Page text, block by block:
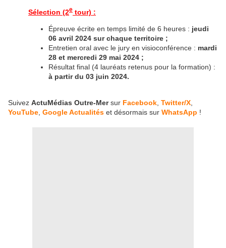
Sélection (2e tour) :
Épreuve écrite en temps limité de 6 heures : jeudi
06 avril 2024 sur chaque territoire ;
Entretien oral avec le jury en visioconférence : mardi
28 et mercredi 29 mai 2024 ;
Résultat final (4 lauréats retenus pour la formation) :
à partir du 03 juin 2024.
Suivez ActuMédias Outre-Mersur Facebook Twitter/X
YouTube Google Actualités et désormais sur WhatsApp !